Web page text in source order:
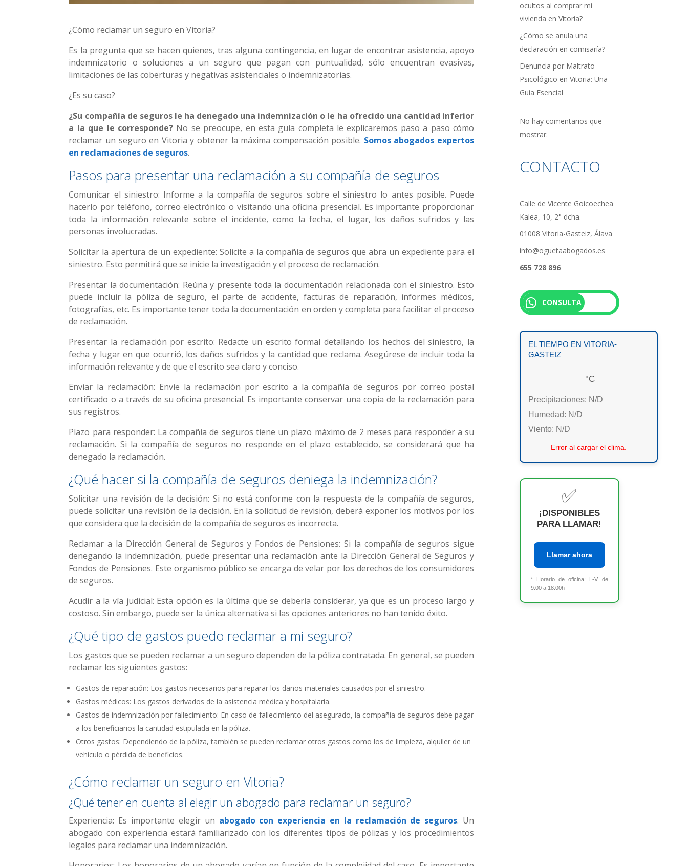
¿Cómo reclamar un seguro en Vitoria?
Es la pregunta que se hacen quienes, tras alguna contingencia, en lugar de encontrar asistencia, apoyo
indemnizatorio o soluciones a un seguro que pagan con puntualidad, sólo encuentran evasivas,
limitaciones de las coberturas y negativas asistenciales o indemnizatorias.
¿Es su caso?
¿Su compañía de seguros le ha denegado una indemnización o le ha ofrecido una cantidad inferior
a la que le corresponde?No se preocupe, en esta guía completa le explicaremos paso a paso cómo
reclamar un seguro en Vitoria y obtener la máxima compensación posible. Somos abogados expertos
en reclamaciones de seguros.
Pasos para presentar una reclamación a su compañía de seguros
Comunicar el siniestro: Informe a la compañía de seguros sobre el siniestro lo antes posible. Puede
hacerlo por teléfono, correo electrónico o visitando una oficina presencial. Es importante proporcionar
toda la información relevante sobre el incidente, como la fecha, el lugar, los daños sufridos y las
personas involucradas.
Solicitar la apertura de un expediente: Solicite a la compañía de seguros que abra un expediente para el
siniestro. Esto permitirá que se inicie la investigación y el proceso de reclamación.
Presentar la documentación: Reúna y presente toda la documentación relacionada con el siniestro. Esto
puede incluir la póliza de seguro, el parte de accidente, facturas de reparación, informes médicos,
fotografías, etc. Es importante tener toda la documentación en orden y completa para facilitar el proceso
de reclamación.
Presentar la reclamación por escrito: Redacte un escrito formal detallando los hechos del siniestro, la
fecha y lugar en que ocurrió, los daños sufridos y la cantidad que reclama. Asegúrese de incluir toda la
información relevante y de que el escrito sea claro y conciso.
Enviar la reclamación: Envíe la reclamación por escrito a la compañía de seguros por correo postal
certificado o a través de su oficina presencial. Es importante conservar una copia de la reclamación para
sus registros.
Plazo para responder: La compañía de seguros tiene un plazo máximo de 2 meses para responder a su
reclamación. Si la compañía de seguros no responde en el plazo establecido, se considerará que ha
denegado la reclamación.
¿Qué hacer si la compañía de seguros deniega la indemnización?
Solicitar una revisión de la decisión: Si no está conforme con la respuesta de la compañía de seguros,
puede solicitar una revisión de la decisión. En la solicitud de revisión, deberá exponer los motivos por los
que considera que la decisión de la compañía de seguros es incorrecta.
Reclamar a la Dirección General de Seguros y Fondos de Pensiones: Si la compañía de seguros sigue
denegando la indemnización, puede presentar una reclamación ante la Dirección General de Seguros y
Fondos de Pensiones. Este organismo público se encarga de velar por los derechos de los consumidores
de seguros.
Acudir a la vía judicial: Esta opción es la última que se debería considerar, ya que es un proceso largo y
costoso. Sin embargo, puede ser la única alternativa si las opciones anteriores no han tenido éxito.
¿Qué tipo de gastos puedo reclamar a mi seguro?
Los gastos que se pueden reclamar a un seguro dependen de la póliza contratada. En general, se pueden
reclamar los siguientes gastos:
Gastos de reparación: Los gastos necesarios para reparar los daños materiales causados por el siniestro.
Gastos médicos: Los gastos derivados de la asistencia médica y hospitalaria.
Gastos de indemnización por fallecimiento: En caso de fallecimiento del asegurado, la compañía de seguros debe pagar
a los beneficiarios la cantidad estipulada en la póliza.
Otros gastos: Dependiendo de la póliza, también se pueden reclamar otros gastos como los de limpieza, alquiler de un
vehículo o pérdida de beneficios.
¿Cómo reclamar un seguro en Vitoria?
¿Qué tener en cuenta al elegir un abogado para reclamar un seguro?
Experiencia: Es importante elegir un abogado con experiencia en la reclamación de seguros. Un
abogado con experiencia estará familiarizado con los diferentes tipos de pólizas y los procedimientos
legales para reclamar una indemnización.
ocultos al comprar mi
vivienda en Vitoria?
¿Cómo se anula una
declaración en comisaría?
Denuncia por Maltrato
Psicológico en Vitoria: Una
Guía Esencial
No hay comentarios que
mostrar.
CONTACTO
Calle de Vicente Goicoechea
Kalea, 10, 2° dcha.
01008 Vitoria-Gasteiz, Álava
info@oguetaabogados.es
655 728 896
CONSULTA
EL TIEMPO EN VITORIA-
GASTEIZ
°C
Precipitaciones: N/D
Humedad: N/D
Viento: N/D
Error al cargar el clima.
✅
¡DISPONIBLES
PARA LLAMAR!
Llamar ahora
* Horario de oficina: L-V de
9:00 a 18:00h